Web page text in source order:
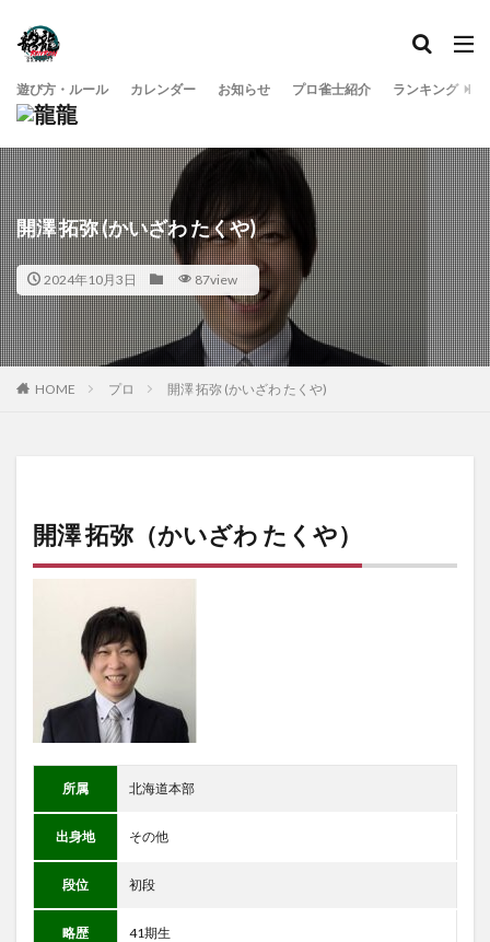
遊び方・ルール カレンダー お知らせ プロ雀士紹介 ランキング
開澤 拓弥 (かいざわ たくや)
2024年10月3日 87view
HOME プロ 開澤 拓弥 (かいざわ たくや)
開澤 拓弥（かいざわ たくや）
所属 北海道本部
出身地 その他
段位 初段
略歴 41期生